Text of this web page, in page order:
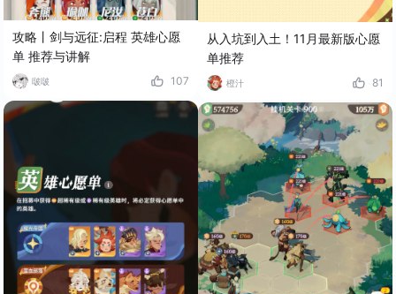
攻略丨剑与远征:启程 英雄心愿
单 推荐与讲解
啵啵 107
从入坑到入土！11月最新版心愿
单推荐
橙汁 81